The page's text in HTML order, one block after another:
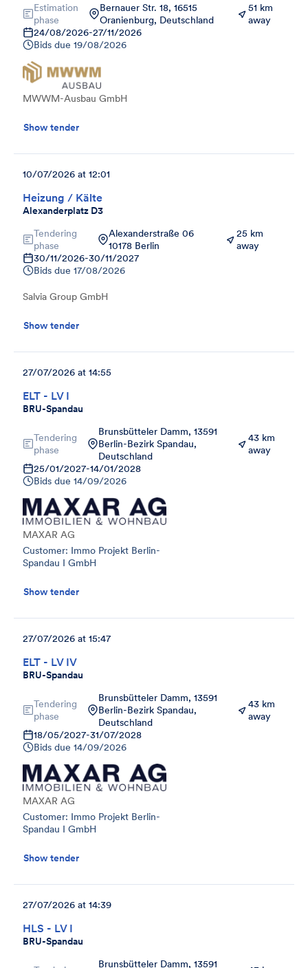
Estimation
phase
Bernauer Str. 18, 16515
Oranienburg, Deutschland
51 km
away
24/08/2026-27/11/2026
Bids due 19/08/2026
MWWM-Ausbau GmbH
Show tender
Heizung / Kälte
Alexanderplatz D3
10/07/2026 at 12:01
Tendering
phase
Alexanderstraße 06
10178 Berlin
25 km
away
30/11/2026-30/11/2027
Bids due 17/08/2026
Salvia Group GmbH
Show tender
ELT - LV I
BRU-Spandau
27/07/2026 at 14:55
Tendering
phase
Brunsbütteler Damm, 13591
Berlin-Bezirk Spandau,
Deutschland
43 km
away
25/01/2027-14/01/2028
Bids due 14/09/2026
MAXAR AG
Customer: Immo Projekt Berlin-
Spandau I GmbH
Show tender
ELT - LV IV
BRU-Spandau
27/07/2026 at 15:47
Tendering
phase
Brunsbütteler Damm, 13591
Berlin-Bezirk Spandau,
Deutschland
43 km
away
18/05/2027-31/07/2028
Bids due 14/09/2026
MAXAR AG
Customer: Immo Projekt Berlin-
Spandau I GmbH
Show tender
HLS - LV I
BRU-Spandau
27/07/2026 at 14:39
Brunsbütteler Damm, 13591